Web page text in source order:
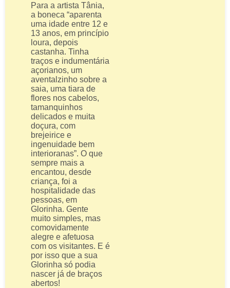
Para a artista Tânia,
a boneca “aparenta
uma idade entre 12 e
13 anos, em princípio
loura, depois
castanha. Tinha
traços e indumentária
açorianos, um
aventalzinho sobre a
saia, uma tiara de
flores nos cabelos,
tamanquinhos
delicados e muita
doçura, com
brejeirice e
ingenuidade bem
interioranas”. O que
sempre mais a
encantou, desde
criança, foi a
hospitalidade das
pessoas, em
Glorinha. Gente
muito simples, mas
comovidamente
alegre e afetuosa
com os visitantes. E é
por isso que a sua
Glorinha só podia
nascer já de braços
abertos!